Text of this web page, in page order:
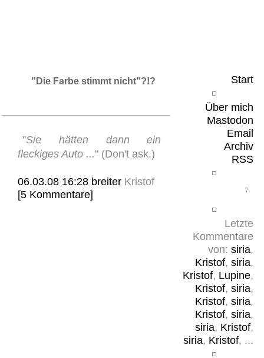
Start
Über mich
Mastodon
Email
Archiv
RSS
Letzte
Kommentare
von: siria,
Kristof, siria,
Kristof, Lupine,
Kristof, siria,
Kristof, siria,
Kristof, siria,
siria, Kristof,
siria, Kristof, ...
"Die Farbe stimmt nicht"?!?
"Sie hätten dann ein
fleckiges Auto ..." (Don't ask.)
06.03.08 16:28 breiter Kristof
[5 Kommentare]